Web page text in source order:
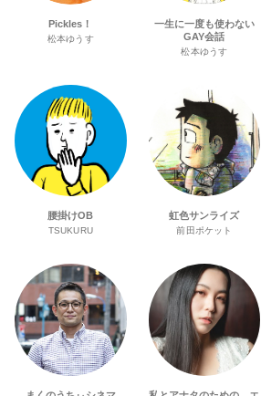
Pickles！
松本ゆうす
一生に一度も使わない
GAY会話
松本ゆうす
腰掛けOB
TSUKURU
虹色サンライズ
前田ポケット